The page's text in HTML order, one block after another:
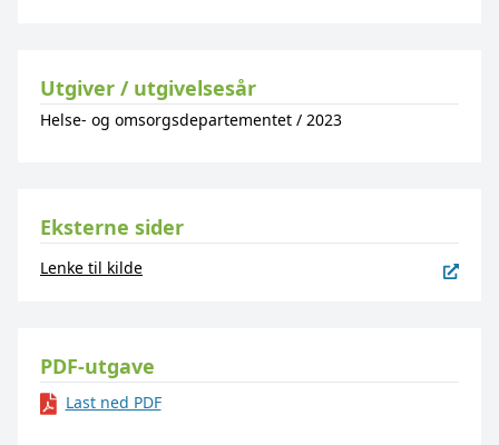
Utgiver / utgivelsesår
Helse- og omsorgsdepartementet / 2023
Eksterne sider
Lenke til kilde
PDF-utgave
Last ned PDF